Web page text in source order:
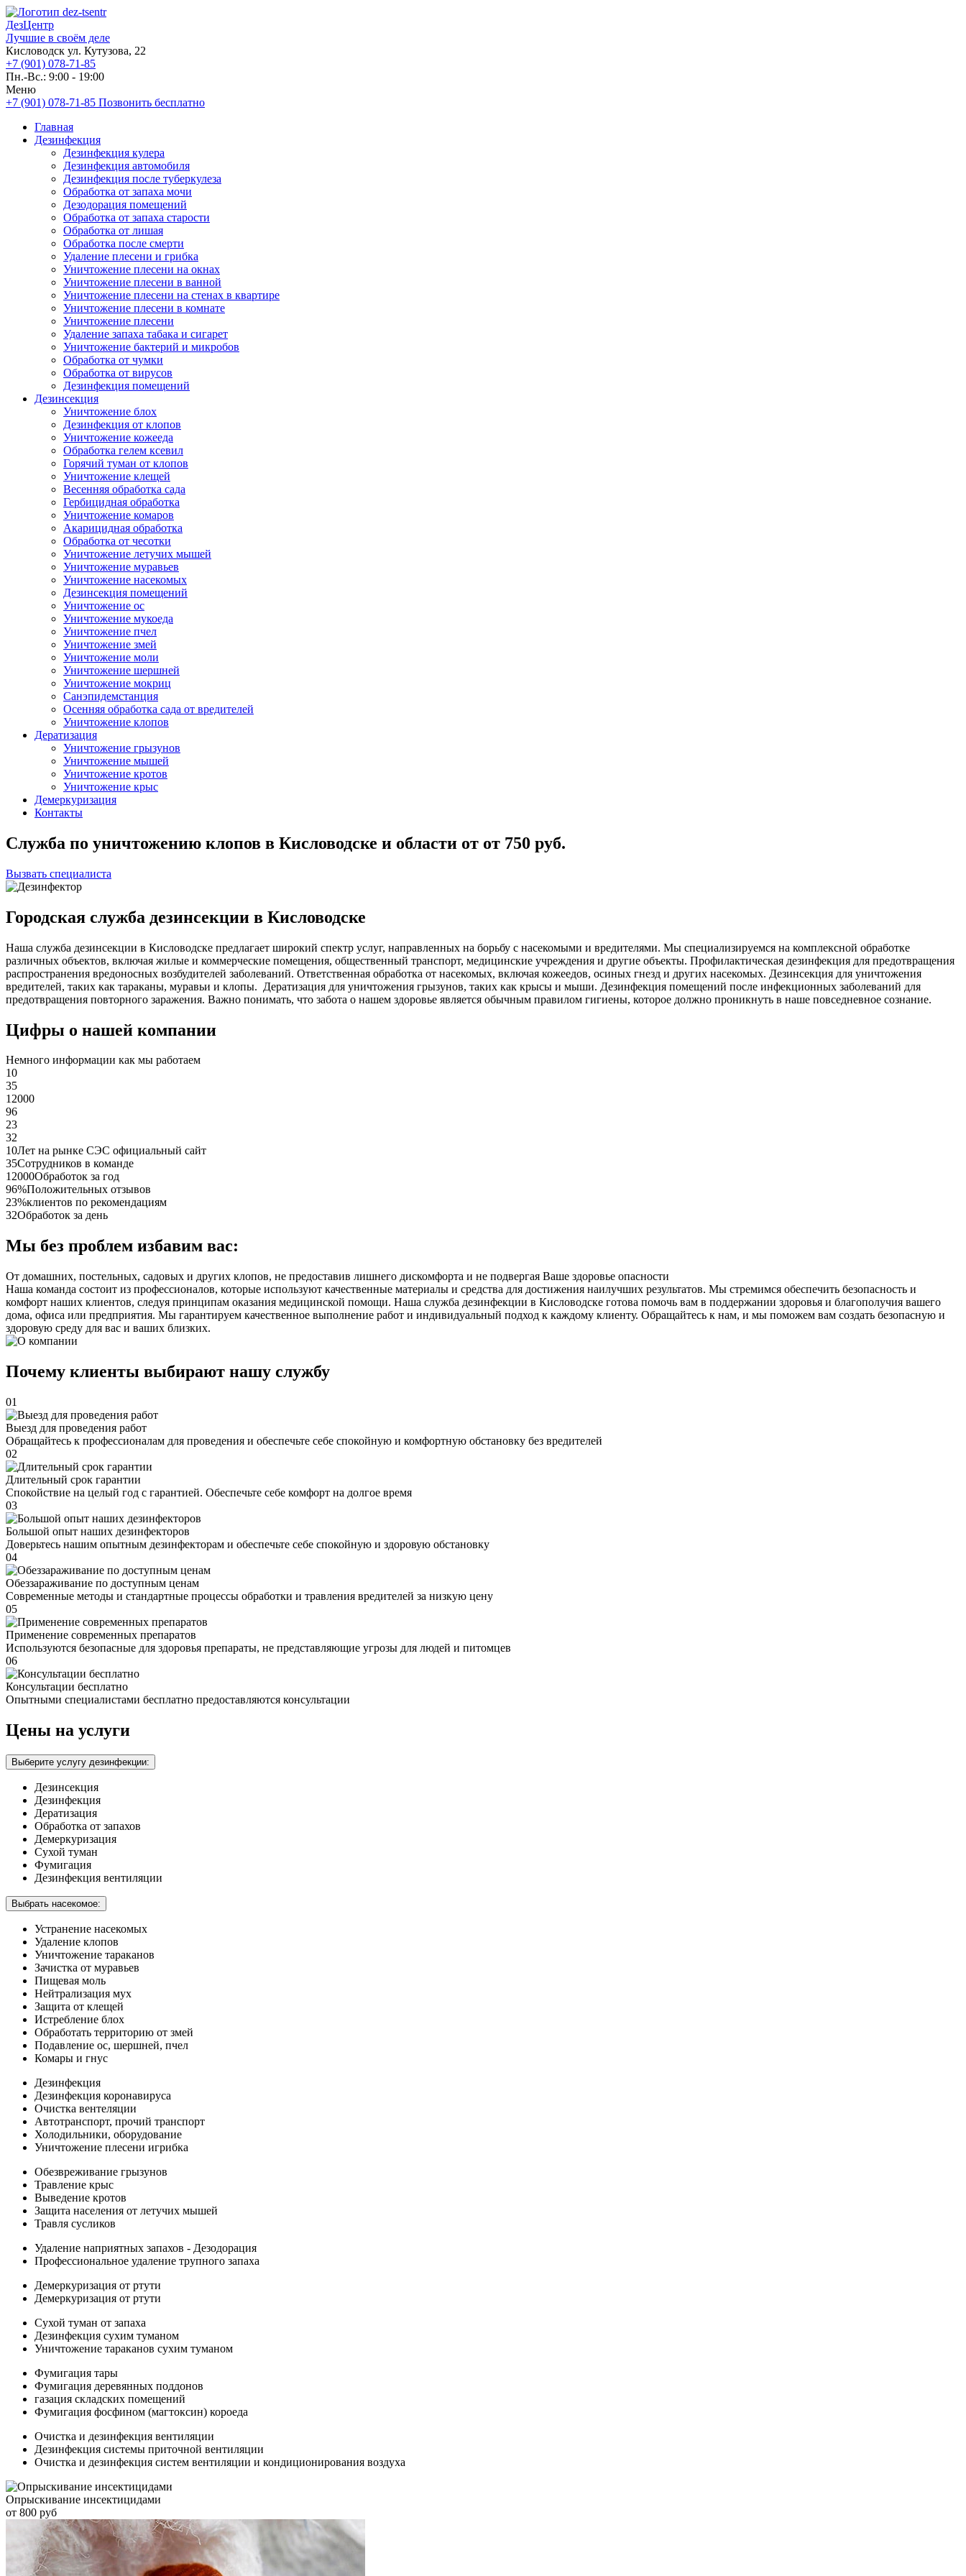
ДезЦентр
Лучшие в своём деле
Кисловодск ул. Кутузова, 22
+7 (901) 078-71-85
Пн.-Вс.: 9:00 - 19:00
Меню
+7 (901) 078-71-85 Позвонить бесплатно
Главная
Дезинфекция
Дезинфекция кулера
Дезинфекция автомобиля
Дезинфекция после туберкулеза
Обработка от запаха мочи
Дезодорация помещений
Обработка от запаха старости
Обработка от лишая
Обработка после смерти
Удаление плесени и грибка
Уничтожение плесени на окнах
Уничтожение плесени в ванной
Уничтожение плесени на стенах в квартире
Уничтожение плесени в комнате
Уничтожение плесени
Удаление запаха табака и сигарет
Уничтожение бактерий и микробов
Обработка от чумки
Обработка от вирусов
Дезинфекция помещений
Дезинсекция
Уничтожение блох
Дезинфекция от клопов
Уничтожение кожееда
Обработка гелем ксевил
Горячий туман от клопов
Уничтожение клещей
Весенняя обработка сада
Гербицидная обработка
Уничтожение комаров
Акарицидная обработка
Обработка от чесотки
Уничтожение летучих мышей
Уничтожение муравьев
Уничтожение насекомых
Дезинсекция помещений
Уничтожение ос
Уничтожение мукоеда
Уничтожение пчел
Уничтожение змей
Уничтожение моли
Уничтожение шершней
Уничтожение мокриц
Санэпидемстанция
Осенняя обработка сада от вредителей
Уничтожение клопов
Дератизация
Уничтожение грызунов
Уничтожение мышей
Уничтожение кротов
Уничтожение крыс
Демеркуризация
Контакты
Служба по уничтожению клопов в Кисловодске и области от от 750 руб.
Вызвать специалиста
Городская служба дезинсекции в Кисловодске
Наша служба дезинсекции в Кисловодске предлагает широкий спектр услуг, направленных на борьбу с насекомыми и вредителями. Мы специализируемся на комплексной обработке
различных объектов, включая жилые и коммерческие помещения, общественный транспорт, медицинские учреждения и другие объекты. Профилактическая дезинфекция для предотвращения
распространения вредоносных возбудителей заболеваний. Ответственная обработка от насекомых, включая кожеедов, осиных гнезд и других насекомых. Дезинсекция для уничтожения
вредителей, таких как тараканы, муравьи и клопы. Дератизация для уничтожения грызунов, таких как крысы и мыши. Дезинфекция помещений после инфекционных заболеваний для
предотвращения повторного заражения. Важно понимать, что забота о нашем здоровье является обычным правилом гигиены, которое должно проникнуть в наше повседневное сознание.
Цифры о нашей компании
Немного информации как мы работаем
10
35
12000
96
23
32
10Лет на рынке СЭС официальный сайт
35Сотрудников в команде
12000Обработок за год
96%Положительных отзывов
23%клиентов по рекомендациям
32Обработок за день
Мы без проблем избавим вас:
От домашних, постельных, садовых и других клопов, не предоставив лишнего дискомфорта и не подвергая Ваше здоровье опасности
Наша команда состоит из профессионалов, которые используют качественные материалы и средства для достижения наилучших результатов. Мы стремимся обеспечить безопасность и
комфорт наших клиентов, следуя принципам оказания медицинской помощи. Наша служба дезинфекции в Кисловодске готова помочь вам в поддержании здоровья и благополучия вашего
дома, офиса или предприятия. Мы гарантируем качественное выполнение работ и индивидуальный подход к каждому клиенту. Обращайтесь к нам, и мы поможем вам создать безопасную и
здоровую среду для вас и ваших близких.
Почему клиенты выбирают нашу службу
01
Выезд для проведения работ
Обращайтесь к профессионалам для проведения и обеспечьте себе спокойную и комфортную обстановку без вредителей
02
Длительный срок гарантии
Спокойствие на целый год с гарантией. Обеспечьте себе комфорт на долгое время
03
Большой опыт наших дезинфекторов
Доверьтесь нашим опытным дезинфекторам и обеспечьте себе спокойную и здоровую обстановку
04
Обеззараживание по доступным ценам
Современные методы и стандартные процессы обработки и травления вредителей за низкую цену
05
Применение современных препаратов
Используются безопасные для здоровья препараты, не представляющие угрозы для людей и питомцев
06
Консультации бесплатно
Опытными специалистами бесплатно предоставляются консультации
Цены на услуги
Выберите услугу дезинфекции:
Дезинсекция
Дезинфекция
Дератизация
Обработка от запахов
Демеркуризация
Сухой туман
Фумигация
Дезинфекция вентиляции
Выбрать насекомое:
Устранение насекомых
Удаление клопов
Уничтожение тараканов
Зачистка от муравьев
Пищевая моль
Нейтрализация мух
Защита от клещей
Истребление блох
Обработать территорию от змей
Подавление ос, шершней, пчел
Комары и гнус
Дезинфекция
Дезинфекция коронавируса
Очистка вентеляции
Автотранспорт, прочий транспорт
Холодильники, оборудование
Уничтожение плесени игрибка
Обезвреживание грызунов
Травление крыс
Выведение кротов
Защита населения от летучих мышей
Травля сусликов
Удаление наприятных запахов - Дезодорация
Профессиональное удаление трупного запаха
Демеркуризация от ртути
Демеркуризация от ртути
Сухой туман от запаха
Дезинфекция сухим туманом
Уничтожение тараканов сухим туманом
Фумигация тары
Фумигация деревянных поддонов
газация складских помещений
Фумигация фосфином (магтоксин) короеда
Очистка и дезинфекция вентиляции
Дезинфекция системы приточной вентиляции
Очистка и дезинфекция систем вентиляции и кондиционирования воздуха
Опрыскивание инсектицидами
от 800 руб